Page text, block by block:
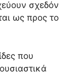
σχεδόν
ως προς το
που